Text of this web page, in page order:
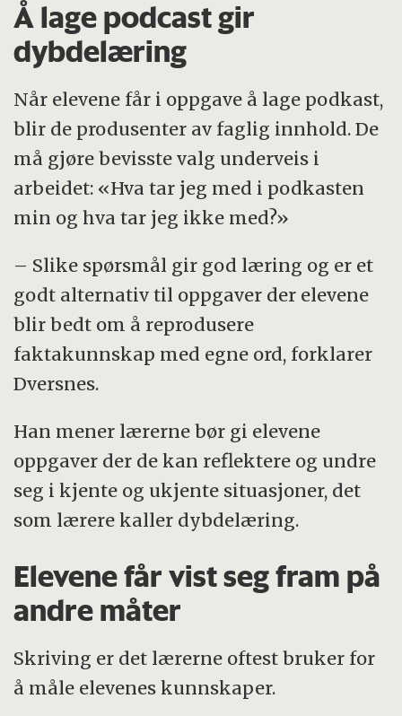
Å lage podcast gir
dybdelæring
Når elevene får i oppgave å lage podkast,
blir de produsenter av faglig innhold. De
må gjøre bevisste valg underveis i
arbeidet: «Hva tar jeg med i podkasten
min og hva tar jeg ikke med?»
– Slike spørsmål gir god læring og er et
godt alternativ til oppgaver der elevene
blir bedt om å reprodusere
faktakunnskap med egne ord, forklarer
Dversnes.
Han mener lærerne bør gi elevene
oppgaver der de kan reflektere og undre
seg i kjente og ukjente situasjoner, det
som lærere kaller dybdelæring.
Elevene får vist seg fram på
andre måter
Skriving er det lærerne oftest bruker for
å måle elevenes kunnskaper.